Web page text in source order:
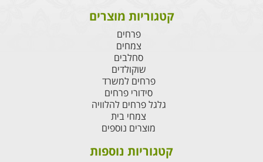
קטגוריות מוצרים
פרחים
צמחים
סחלבים
שוקולדים
פרחים למשרד
סידורי פרחים
גלגל פרחים להלוויה
צמחי בית
מוצרים נוספים
קטגוריות נוספות